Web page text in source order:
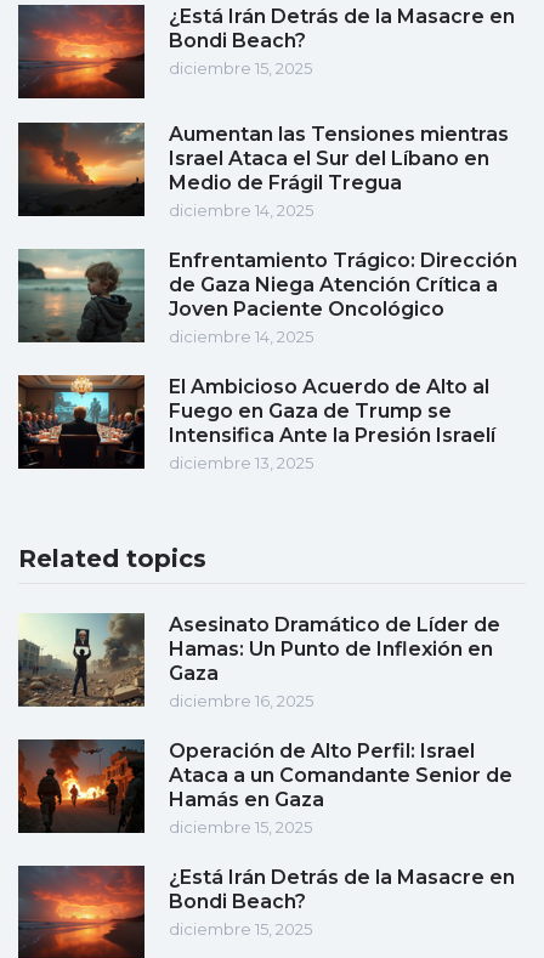
¿Está Irán Detrás de la Masacre en
Bondi Beach?
diciembre 15, 2025
Aumentan las Tensiones mientras
Israel Ataca el Sur del Líbano en
Medio de Frágil Tregua
diciembre 14, 2025
Enfrentamiento Trágico: Dirección
de Gaza Niega Atención Crítica a
Joven Paciente Oncológico
diciembre 14, 2025
El Ambicioso Acuerdo de Alto al
Fuego en Gaza de Trump se
Intensifica Ante la Presión Israelí
diciembre 13, 2025
Related topics
Asesinato Dramático de Líder de
Hamas: Un Punto de Inflexión en
Gaza
diciembre 16, 2025
Operación de Alto Perfil: Israel
Ataca a un Comandante Senior de
Hamás en Gaza
diciembre 15, 2025
¿Está Irán Detrás de la Masacre en
Bondi Beach?
diciembre 15, 2025